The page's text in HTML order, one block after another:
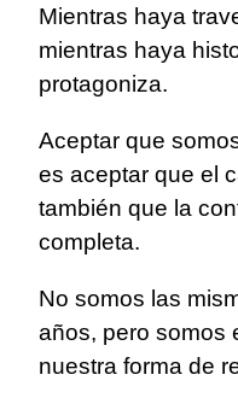
Mientras haya
mientras haya
protagoniza.
Aceptar que
es aceptar que el
también que la
completa.
No somos las
años, pero somos
nuestra forma de